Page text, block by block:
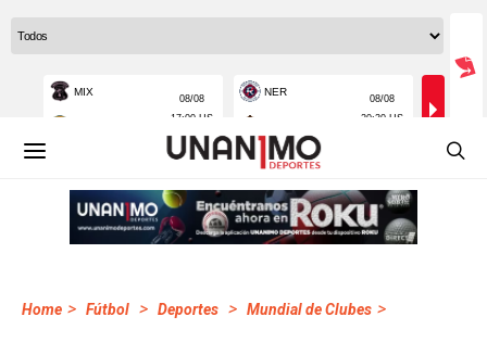
Home > Fútbol > Deportes > Mundial de Clubes >